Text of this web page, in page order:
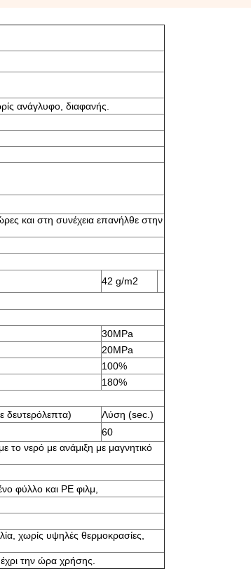
ανάγλυφο, διαφανής.
και στη συνέχεια επανήλθε στην
42 g/m2
30MPa
20MPa
100%
180%
δευτερόλεπτα)
Λύση (sec.)
60
το νερό με ανάμιξη με μαγνητικό
φύλλο και PE φιλμ,
χωρίς υψηλές θερμοκρασίες,
την ώρα χρήσης.